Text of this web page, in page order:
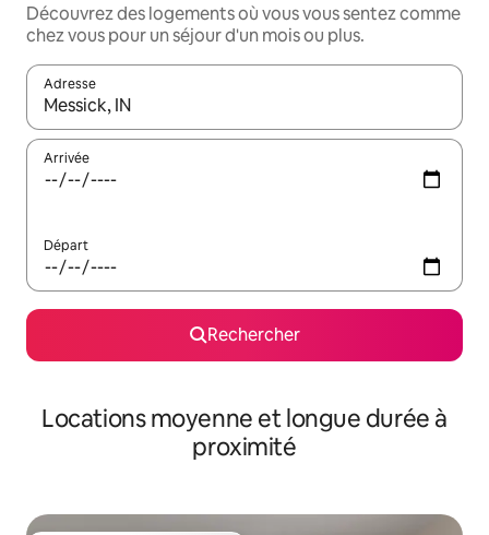
Découvrez des logements où vous vous sentez comme
chez vous pour un séjour d'un mois ou plus.
Adresse
Lorsque les résultats s'affichent, utilisez les flèches vers le
Arrivée
Départ
Rechercher
Locations moyenne et longue durée à
proximité